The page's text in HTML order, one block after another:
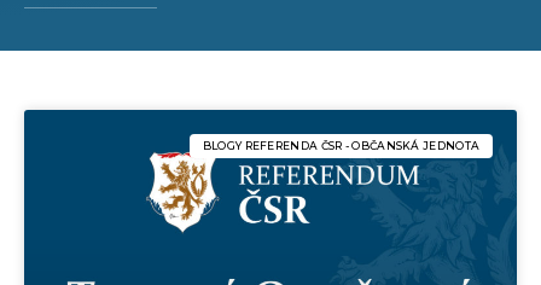
BLOGY REFERENDA ČSR - OBČANSKÁ JEDNOTA